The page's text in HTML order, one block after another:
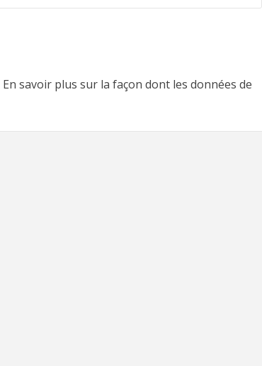
En savoir plus sur la façon dont les données de